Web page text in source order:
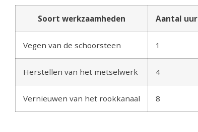
Soort werkzaamheden Aantal uur
Vegen van de schoorsteen 1
Herstellen van het metselwerk 4
Vernieuwen van het rookkanaal 8